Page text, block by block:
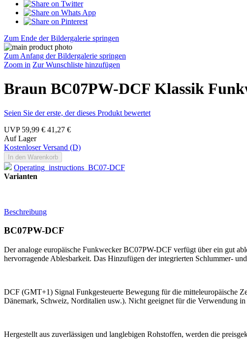
Zum Ende der Bildergalerie springen
Zum Anfang der Bildergalerie springen
Zoom in Zur Wunschliste hinzufügen
Braun BC07PW-DCF Klassik
Seien Sie der erste, der dieses Produkt bewertet
UVP 59,99 € 41,27 €
Auf Lager
Kostenloser Versand (D)
In den Warenkorb
Operating_instructions_BC07-DCF
Varianten
Beschreibung
BC07PW-DCF
Der analoge europäische Funkwecker BC07PW-DCF verfügt über ein gut
hervorragende Ablesbarkeit. Das Hinzufügen der integrierten Schlummer-
DCF (GMT+1) Signal Funkgesteuerte Bewegung für die mitteleuropäische
Dänemark, Schweiz, Norditalien usw.). Nicht geeignet für die Verwendung
Hergestellt aus zuverlässigen und langlebigen Rohstoffen, werden die